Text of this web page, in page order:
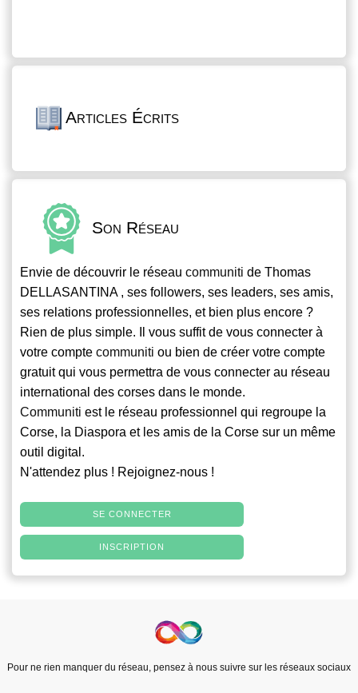
Articles Écrits
Son Réseau
Envie de découvrir le réseau communiti de Thomas
DELLASANTINA , ses followers, ses leaders, ses amis,
ses relations professionnelles, et bien plus encore ?
Rien de plus simple. Il vous suffit de vous connecter à
votre compte communiti ou bien de créer votre compte
gratuit qui vous permettra de vous connecter au réseau
international des corses dans le monde.
Communiti est le réseau professionnel qui regroupe la
Corse, la Diaspora et les amis de la Corse sur un même
outil digital.
N'attendez plus ! Rejoignez-nous !
SE CONNECTER
INSCRIPTION
Pour ne rien manquer du réseau, pensez à nous suivre sur les réseaux sociaux